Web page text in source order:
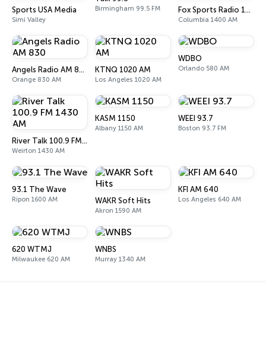
Sports USA Media
Simi Valley
Birmingham 99.5 FM Fox Sports Radio 1400
Columbia 1400 AM
Angels Radio AM 830
Orange 830 AM
KTNQ 1020 AM
Los Angeles 1020 AM
WDBO
Orlando 580 AM
River Talk 100.9 FM 1430 AM
Weirton 1430 AM
KASM 1150
Albany 1150 AM
WEEI 93.7
Boston 93.7 FM
93.1 The Wave
Ripon 1600 AM WAKR Soft Hits
Akron 1590 AM
KFI AM 640
Los Angeles 640 AM
620 WTMJ
Milwaukee 620 AM
WNBS
Murray 1340 AM